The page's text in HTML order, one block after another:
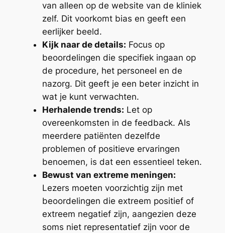
van alleen op de website van de kliniek
zelf. Dit voorkomt bias en geeft een
eerlijker beeld.
Kijk naar de details: Focus op
beoordelingen die specifiek ingaan op
de procedure, het personeel en de
nazorg. Dit geeft je een beter inzicht in
wat je kunt verwachten.
Herhalende trends: Let op
overeenkomsten in de feedback. Als
meerdere patiënten dezelfde
problemen of positieve ervaringen
benoemen, is dat een essentieel teken.
Bewust van extreme meningen:
Lezers moeten voorzichtig zijn met
beoordelingen die extreem positief of
extreem negatief zijn, aangezien deze
soms niet representatief zijn voor de